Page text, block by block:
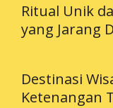
Ritual Unik
yang Jarang
Destinasi
Ketenangan